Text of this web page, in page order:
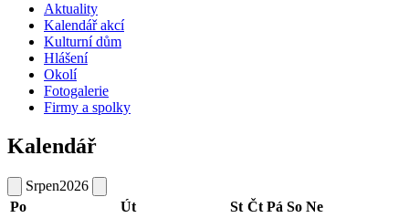
Aktuality
Kalendář akcí
Kulturní dům
Hlášení
Okolí
Fotogalerie
Firmy a spolky
Kalendář
Srpen2026
Po
Út St Čt Pá So Ne